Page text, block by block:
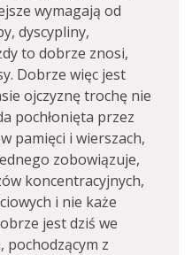
wymagają od
dyscypliny,
to dobrze znosi,
Dobrze więc jest
ojczyznę trochę nie
pochłonięta przez
pamięci i wierszach,
zobowiązuje,
koncentracyjnych,
i nie każe
jest dziś we
pochodzącym z